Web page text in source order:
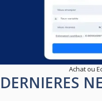
Achat ou
DERNIERES